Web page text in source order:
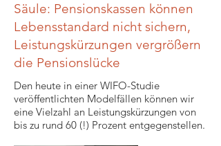
Säule: Pensionskassen können
Lebensstandard nicht sichern,
Leistungskürzungen vergrößern
die Pensionslücke
Den heute in einer WIFO-Studie
veröffentlichten Modelfällen können wir
eine Vielzahl an Leistungskürzungen von
bis zu rund 60 (!) Prozent entgegenstellen.